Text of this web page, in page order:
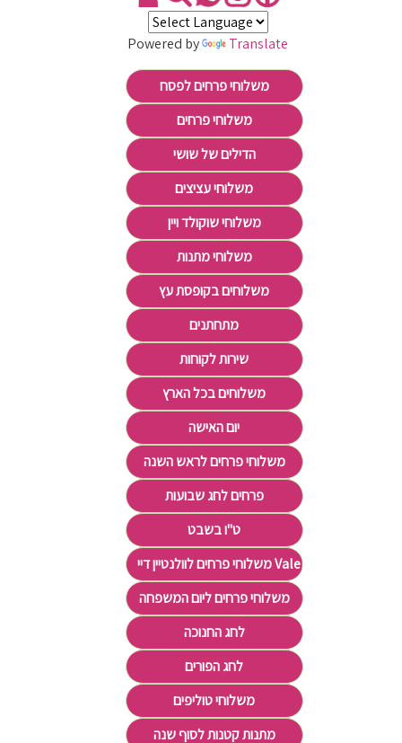
Powered by Translate
משלוחי פרחים לפסח
משלוחי פרחים
הדילים של שושי
משלוחי עציצים
משלוחי שוקולד ויין
משלוחי מתנות
משלוחים בקופסת עץ
מתחתנים
שירות לקוחות
משלוחים בכל הארץ
יום האישה
משלוחי פרחים לראש השנה
פרחים לחג שבועות
ט"ו בשבט
משלוחי פרחים לוולנטיין דיי Valentine's Day
משלוחי פרחים ליום המשפחה
לחג החנוכה
לחג הפורים
משלוחי טוליפים
מתנות קטנות לסוף שנה